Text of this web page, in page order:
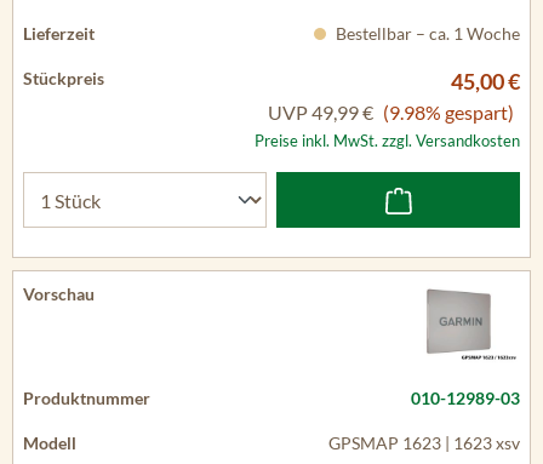
Bestellbar – ca. 1 Woche
45,00 €
UVP49,99 € (9.98% gespart)
Preise inkl. MwSt. zzgl. Versandkosten
010-12989-03
GPSMAP 1623 | 1623 xsv